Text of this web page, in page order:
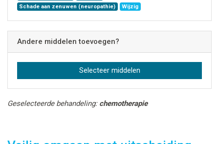
Geselecteerde behandeling: chemotherapie
Schade aan zenuwen (neuropathie)
Wijzig
Andere middelen toevoegen?
Selecteer middelen